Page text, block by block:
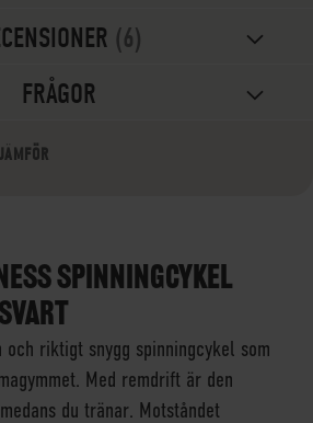
6
FRÅGOR
SPINNINGCYKEL
riktigt snygg spinningcykel som
Med remdrift är den
du tränar. Motståndet